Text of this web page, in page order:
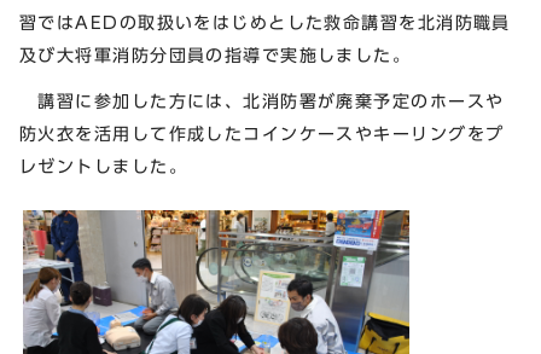
習ではAEDの取扱いをはじめとした救命講習を北消防職員
及び大将軍消防分団員の指導で実施しました。
講習に参加した方には、北消防署が廃棄予定のホースや
防火衣を活用して作成したコインケースやキーリングをプ
レゼントしました。